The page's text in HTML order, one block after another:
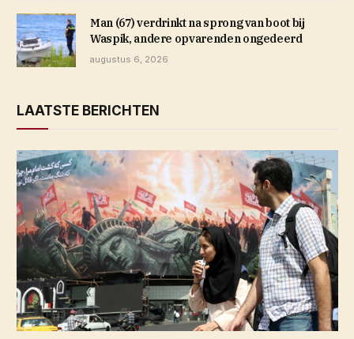
Man (67) verdrinkt na sprong van boot bij
Waspik, andere opvarenden ongedeerd
augustus 6, 2026
LAATSTE BERICHTEN